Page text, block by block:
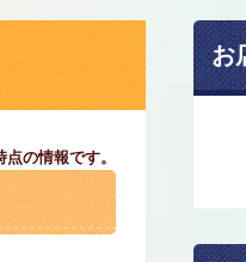
の情報です。
お